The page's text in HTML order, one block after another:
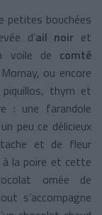
petites bouchées
d’ail noir et
voile de comté
ou encore
thym et
: une farandole
peu ce délicieux
et de fleur
à la poire et cette
ornée de
s’accompagne